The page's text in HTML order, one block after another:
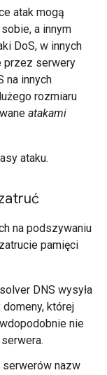
atak mogą
a innym
DoS, w innych
przez serwery
na innych
rozmiaru
atakami
ataku.
na podszywaniu
pamięci
DNS wysyła
której
nie
serwerów nazw